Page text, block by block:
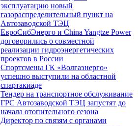
эксплуатацию новый
газораспределительный пункт на
Автозаводской ТЭЦ
ЕвроСибЭнерго и China Yangtze Power
договорились о совместной
реализации гидроэнергетических
проектов в России
Спортсмены ГК «Волгаэнерго»
успешно выступили на областной
спартакиаде
Тендер на транспортное обслуживание
ГРС Автозаводской ТЭЦ запустят до
начала отопительного сезона
Директор по связям с органами